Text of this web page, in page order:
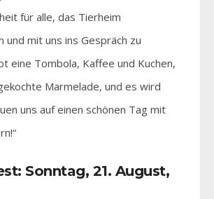
für alle, das Tierheim
und mit uns ins Gespräch zu
eine Tombola, Kaffee und Kuchen,
Marmelade, und es wird
uns auf einen schönen Tag mit
Sonntag, 21. August,